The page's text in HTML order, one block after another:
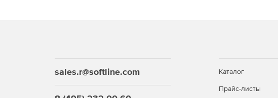
sales.r@softline.com Каталог
Прайс-листы